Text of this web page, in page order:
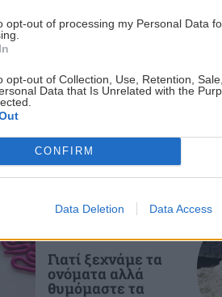
opt-out of processing my Personal Data
opt-out of Collection, Use, Retention,
Data that Is Unrelated with the
CONFIRM
Data Deletion Data Access
12:20
ύδρευσης και τα κενά
Κοινωνικό Οικιακό
ΚΟΣΜΟΣ
Βρετανία: Η κυβέρνηση
τον Επστάιν
GOSSIP - LIFESTYLE
οι ειδήσεις
Γιατί ξεχνάμε τα
ονόματα αλλά
θυμόμαστε τα